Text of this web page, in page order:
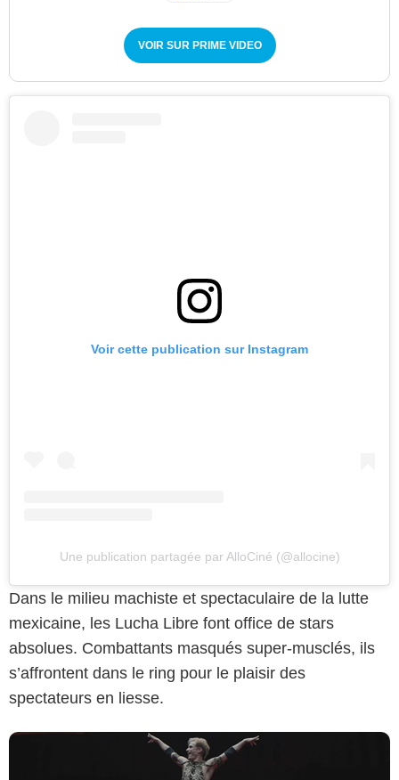
VOIR SUR PRIME VIDEO
Voir cette publication sur Instagram
Une publication partagée par AlloCiné (@allocine)
Dans le milieu machiste et spectaculaire de la lutte
mexicaine, les Lucha Libre font office de stars
absolues. Combattants masqués super-musclés, ils
s’affrontent dans le ring pour le plaisir des
spectateurs en liesse.
Amazon Prime Video